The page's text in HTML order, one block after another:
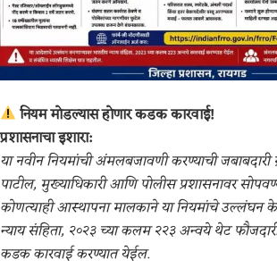
नियम मोडल्यास होणार कडक कारवाई!
प्रशासनाचा इशारा:
या नवीन नियमांची अंमलबजावणी करण्याची
पाटील, मुख्याधिकारी आणि पोलीस प्रशासनावर
कोणत्याही आस्थापना मालकाने या नियमांचे उल्लंघन
न्याय संहिता, २०२३ च्या कलम २२३ अन्वये थेट
कडक कारवाई करण्यात येईल.